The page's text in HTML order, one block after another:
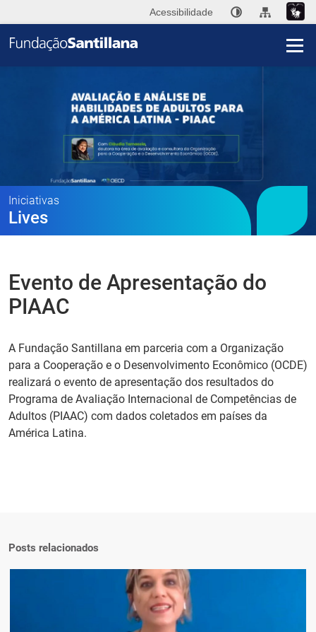
Acessibilidade
Iniciativas
Lives
Evento de Apresentação do
PIAAC
A Fundação Santillana em parceria com a Organização
para a Cooperação e o Desenvolvimento Econômico (OCDE)
realizará o evento de apresentação dos resultados do
Programa de Avaliação Internacional de Competências de
Adultos (PIAAC) com dados coletados em países da
América Latina.
Posts relacionados